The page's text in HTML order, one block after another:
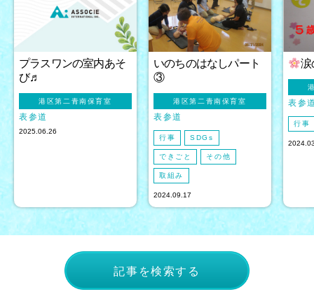
プラスワンの室内あそ
び♬
港区第二青南保育室
表参道
2025.06.26
いのちのはなしパート
③
港区第二青南保育室
表参道
行事 SDGs
できごと その他
取組み
2024.09.17
表参
行事
記事を検索する